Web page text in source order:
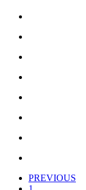
PREVIOUS